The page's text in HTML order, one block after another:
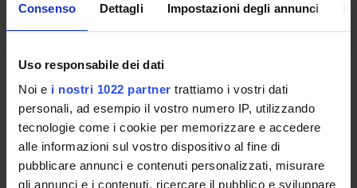
Consenso Dettagli Impostazioni degli annunci
Uso responsabile dei dati
Noi e i nostri 1022 partner trattiamo i vostri dati
personali, ad esempio il vostro numero IP, utilizzando
tecnologie come i cookie per memorizzare e accedere
alle informazioni sul vostro dispositivo al fine di
pubblicare annunci e contenuti personalizzati, misurare
gli annunci e i contenuti, ricercare il pubblico e sviluppare
Obiettivi di apprendimento
MM1: Metodi e didattiche della preparazione fisica: Conoscere
le principali tecniche utilizzate per analizzare e migliorare la
performance e i suoi determinanti attraverso strumenti di
laboratorio e da campo. Conoscere, saper pianificare ed